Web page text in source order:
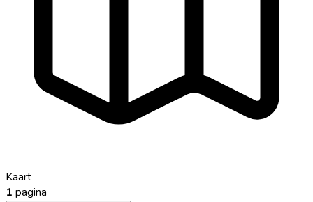
Kaart
1 pagina